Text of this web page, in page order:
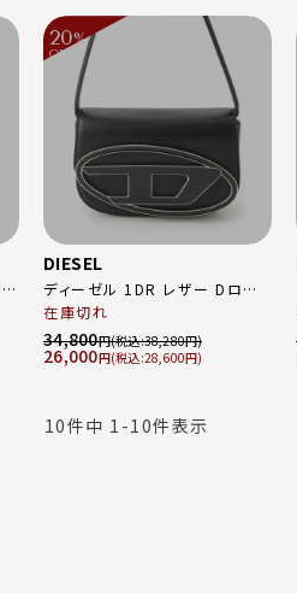
20%
OFF
DIESEL
ディーゼル 1DR レザー Dロゴ
2WAY ショルダー ハンドバッグ
X08396 ブラック
在庫切れ
34,800円 38,280
26,000円 28,600
10件中 1 -10件表示